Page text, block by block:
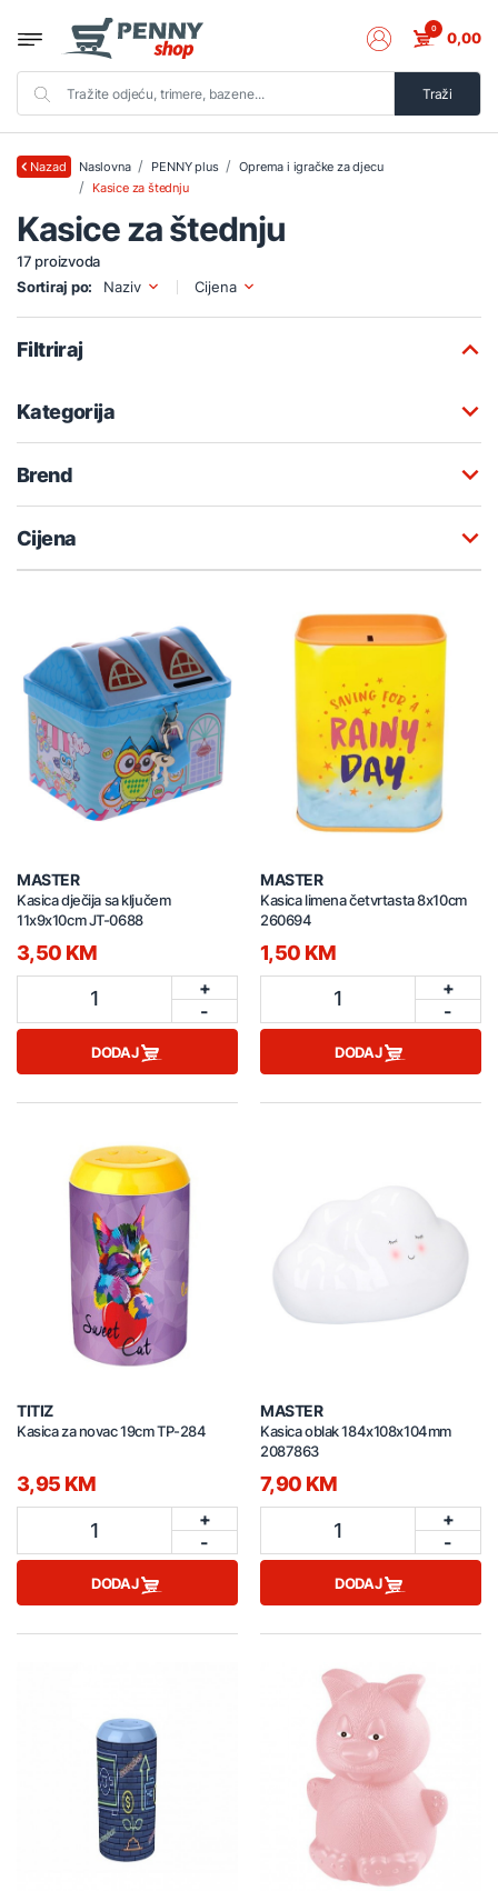
Traži
0 0,00
Nazad Naslovna PENNY plus
Oprema i igračke za djecu
Kasice za štednju
Kasice za štednju
17 proizvoda
Sortiraj po:
Naziv Cijena
Filtriraj
Kategorija
Brend
Cijena
MASTER
Kasica dječija sa ključem
11x9x10cm JT-0688
3,50 KM
1
+
-
DODAJ
MASTER
Kasica limena četvrtasta 8x10cm
260694
1,50 KM
1
+
-
DODAJ
TITIZ
Kasica za novac 19cm TP-284
3,95 KM
1
+
-
DODAJ
MASTER
Kasica oblak 184x108x104mm
2087863
7,90 KM
1
+
-
DODAJ